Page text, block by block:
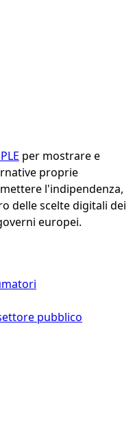
per mostrare e
proprie
l'indipendenza,
delle scelte digitali dei
europei.
pubblico